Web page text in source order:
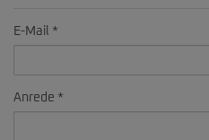
E-Mail
Anrede